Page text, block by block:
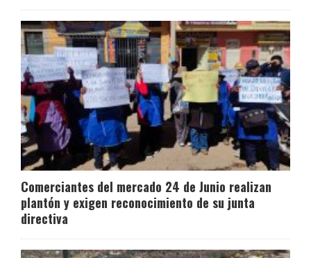
Comerciantes del mercado 24 de Junio realizan
plantón y exigen reconocimiento de su junta
directiva